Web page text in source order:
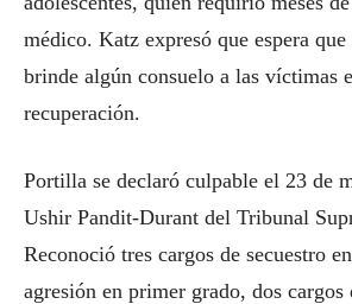
médico. Katz expresó que espera
brinde algún consuelo a las víctimas
recuperación.
Portilla se declaró culpable el 23 de
Ushir Pandit-Durant del Tribunal
Reconoció tres cargos de secuestro
agresión en primer grado, dos